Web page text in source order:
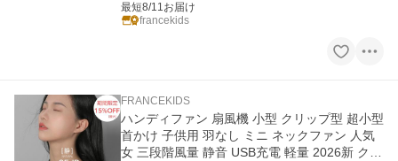
最短8/11お届け
francekids
FRANCEKIDS
ハンディファン 扇風機 小型 クリップ型 超小型
首かけ 子供用 羽なし ミニ ネックファン 人気
女 三段階風量 静音 USB充電 軽量 2026新 クリ